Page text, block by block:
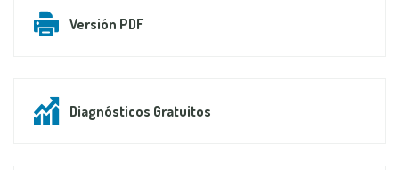
Versión PDF
Diagnósticos Gratuitos